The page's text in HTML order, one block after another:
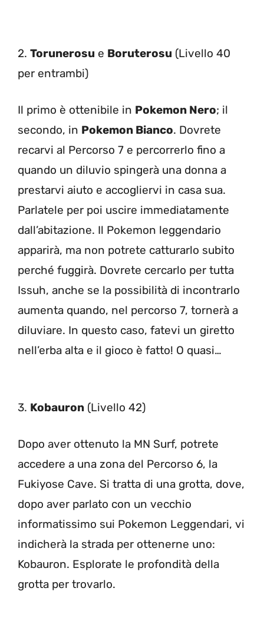
2. Torunerosu e Boruterosu (Livello 40
per entrambi)
Il primo è ottenibile in Pokemon Nero; il
secondo, in Pokemon Bianco. Dovrete
recarvi al Percorso 7 e percorrerlo fino a
quando un diluvio spingerà una donna a
prestarvi aiuto e accogliervi in casa sua.
Parlatele per poi uscire immediatamente
dall’abitazione. Il Pokemon leggendario
apparirà, ma non potrete catturarlo subito
perché fuggirà. Dovrete cercarlo per tutta
Issuh, anche se la possibilità di incontrarlo
aumenta quando, nel percorso 7, tornerà a
diluviare. In questo caso, fatevi un giretto
nell’erba alta e il gioco è fatto! O quasi…
3. Kobauron (Livello 42)
Dopo aver ottenuto la MN Surf, potrete
accedere a una zona del Percorso 6, la
Fukiyose Cave. Si tratta di una grotta, dove,
dopo aver parlato con un vecchio
informatissimo sui Pokemon Leggendari, vi
indicherà la strada per ottenerne uno:
Kobauron. Esplorate le profondità della
grotta per trovarlo.